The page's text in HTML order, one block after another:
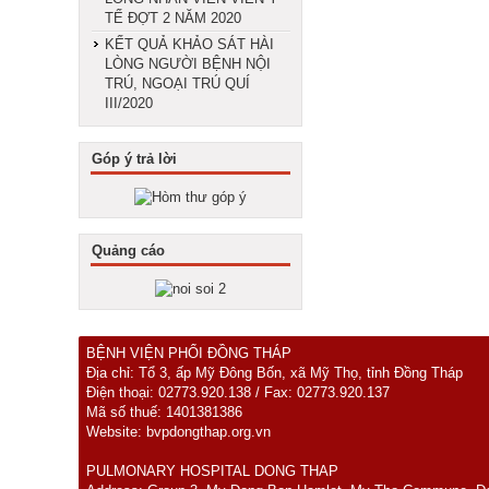
TẾ ĐỢT 2 NĂM 2020
KẾT QUẢ KHẢO SÁT HÀI
LÒNG NGƯỜI BỆNH NỘI
TRÚ, NGOẠI TRÚ QUÍ
III/2020
Góp ý trả lời
Quảng cáo
BỆNH VIỆN PHỔI ĐỒNG THÁP
Địa chỉ: Tổ 3, ấp Mỹ Đông Bốn, xã Mỹ Thọ, tỉnh Đồng Tháp
Điện thoại: 02773.920.138 / Fax: 02773.920.137
Mã số thuế: 1401381386
Website: bvpdongthap.org.vn
PULMONARY HOSPITAL DONG THAP